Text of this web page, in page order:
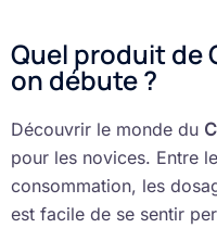
Quel produit de
on débute ?
Découvrir le monde du
pour les novices. Entre
consommation, les
est facile de se sentir